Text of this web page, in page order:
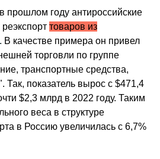
прошлом году антироссийские
товаров из
. В качестве примера он привел
торговли по группе
транспортные средства,
показатель вырос с $471,4
$2,3 млрд в 2022 году. Таким
веса в структуре
в Россию увеличилась с 6,7%